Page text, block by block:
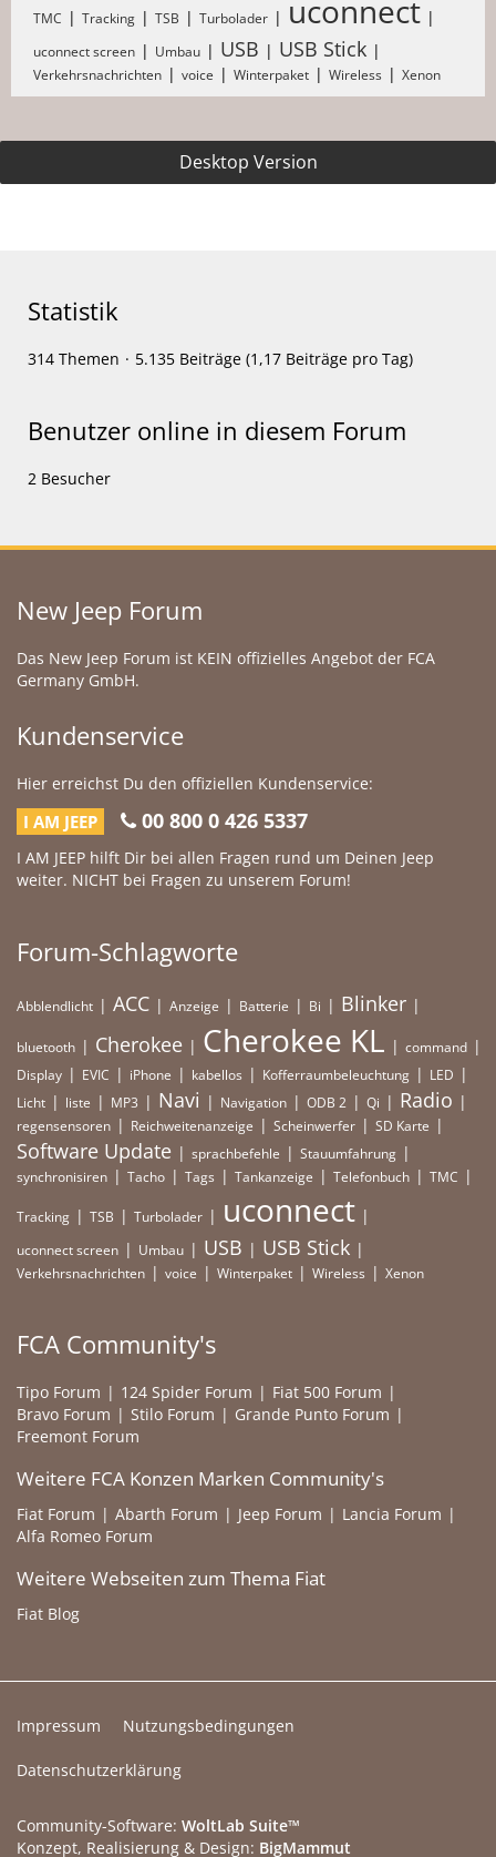
TMC Tracking TSB Turbolader uconnect
uconnect screen Umbau USB USB Stick
Verkehrsnachrichten voice Winterpaket Wireless Xenon
Desktop Version
Statistik
314 Themen 5.135 Beiträge (1,17 Beiträge pro Tag)
Benutzer online in diesem Forum
2 Besucher
New Jeep Forum
Das New Jeep Forum ist KEIN offizielles Angebot der FCA
Germany GmbH.
Kundenservice
Hier erreichst Du den offiziellen Kundenservice:
I AM JEEP 00 800 0 426 5337
I AM JEEP hilft Dir bei allen Fragen rund um Deinen Jeep
weiter. NICHT bei Fragen zu unserem Forum!
Forum-Schlagworte
Abblendlicht ACC Anzeige Batterie Bi Blinker
bluetooth Cherokee Cherokee KL
command
Display
EVIC iPhone kabellos Kofferraumbeleuchtung
LED
Licht
liste MP3 Navi Navigation ODB 2 Qi Radio
regensensoren Reichweitenanzeige Scheinwerfer SD Karte
Software Update sprachbefehle
Stauumfahrung
synchronisiren
Tacho Tags Tankanzeige Telefonbuch TMC
Tracking TSB Turbolader uconnect
uconnect screen Umbau USB USB Stick
Verkehrsnachrichten voice Winterpaket Wireless Xenon
FCA Community's
Tipo Forum 124 Spider Forum
Fiat 500 Forum
Bravo Forum
Stilo Forum
Grande Punto Forum
Freemont Forum
Weitere FCA Konzen Marken Community's
Fiat Forum Abarth Forum Jeep Forum
Lancia Forum
Alfa Romeo Forum
Weitere Webseiten zum Thema Fiat
Fiat Blog
Impressum Nutzungsbedingungen
Datenschutzerklärung
Community-Software: WoltLab Suite™
Konzept, Realisierung & Design: BigMammut